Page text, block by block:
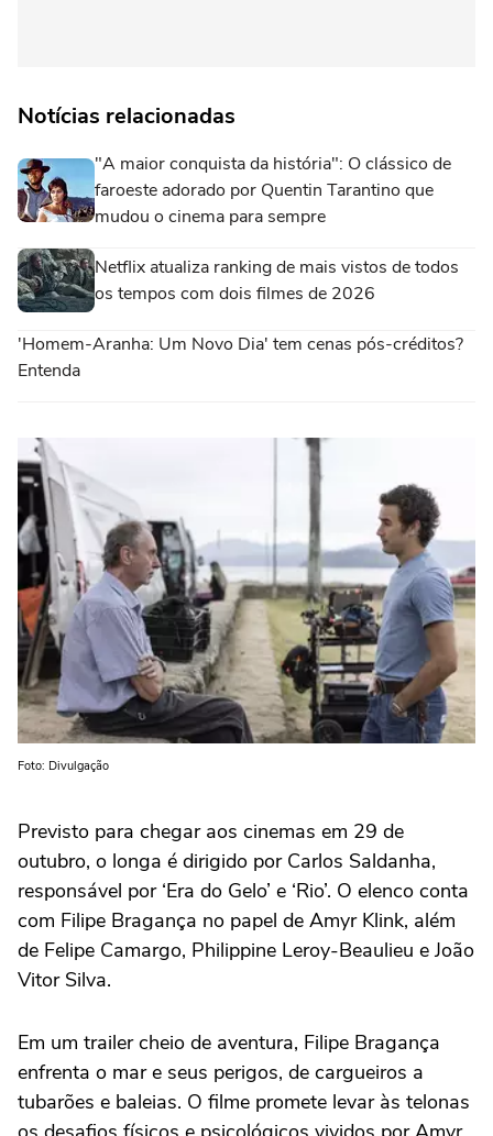
Notícias relacionadas
"A maior conquista da história": O clássico de
faroeste adorado por Quentin Tarantino que
mudou o cinema para sempre
Netflix atualiza ranking de mais vistos de todos
os tempos com dois filmes de 2026
'Homem-Aranha: Um Novo Dia' tem cenas pós-créditos?
Entenda
Foto: Divulgação
Previsto para chegar aos cinemas em 29 de
outubro, o longa é dirigido por Carlos Saldanha,
responsável por ‘Era do Gelo’ e ‘Rio’. O elenco conta
com Filipe Bragança no papel de Amyr Klink, além
de Felipe Camargo, Philippine Leroy-Beaulieu e João
Vitor Silva.
Em um trailer cheio de aventura, Filipe Bragança
enfrenta o mar e seus perigos, de cargueiros a
tubarões e baleias. O filme promete levar às telonas